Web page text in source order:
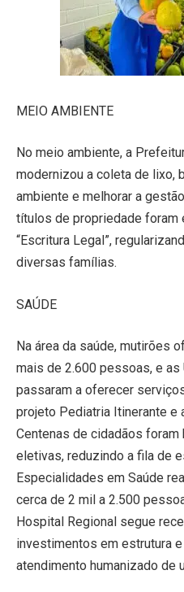
MEIO AMBIENTE
No meio ambiente, a
modernizou a coleta de lixo,
ambiente e melhorar a
títulos de propriedade foram
“Escritura Legal”,
diversas famílias.
SAÚDE
Na área da saúde, mutirões
mais de 2.600 pessoas, e
passaram a oferecer
projeto Pediatria Itinerante e
Centenas de cidadãos
eletivas, reduzindo a fila de
Especialidades em Saúde
cerca de 2 mil a 2.500
Hospital Regional segue
investimentos em estrutura
atendimento humanizado de